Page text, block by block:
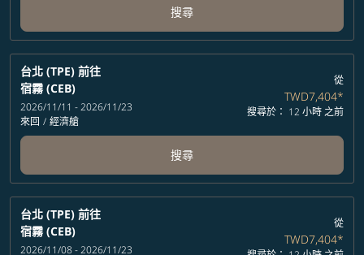
搜尋
台北 (TPE) 前往
宿霧 (CEB)
2026/11/11 - 2026/11/23
來回 / 經濟艙
從
TWD7,404*
搜尋於： 12 小時 之前
搜尋
台北 (TPE) 前往
宿霧 (CEB)
2026/11/08 - 2026/11/23
從
TWD7,404*